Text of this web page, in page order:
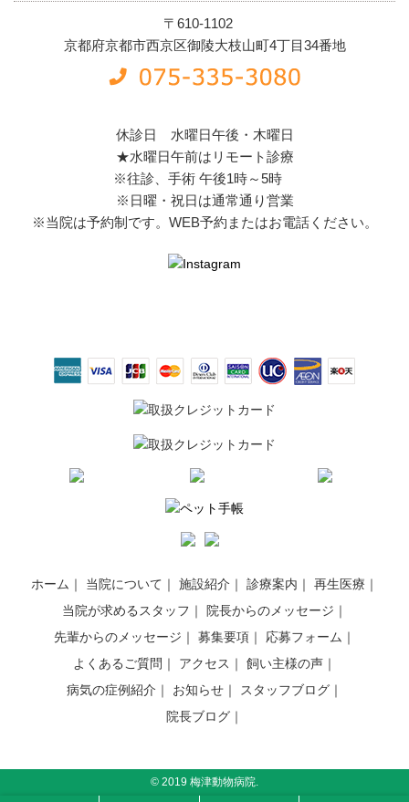
〒610-1102
京都府京都市西京区御陵大枝山町4丁目34番地
休診日 水曜日午後・木曜日
★水曜日午前はリモート診療
※往診、手術 午後1時～5時
※日曜・祝日は通常通り営業
※当院は予約制です。WEB予約またはお電話ください。
ホーム 当院について 施設紹介 診療案内
再生医療
当院が求めるスタッフ
院長からのメッセージ
先輩からのメッセージ
募集要項
応募フォーム
よくあるご質問
アクセス
飼い主様の声
病気の症例紹介
お知らせ
スタッフブログ
院長ブログ
© 2019 梅津動物病院.